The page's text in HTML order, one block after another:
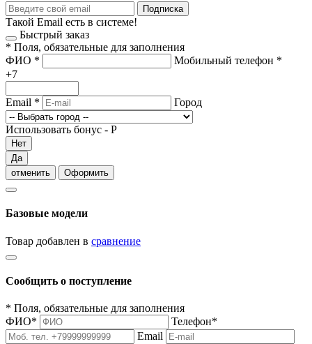
Подписка
Такой Email есть в системе!
Быстрый заказ
* Поля, обязательные для заполнения
ФИО * Мобильный телефон *
+7
Email * Город
Использовать бонус - Р
Нет
Да
отменить
Оформить
Базовые модели
Товар добавлен в сравнение
Сообщить о поступление
* Поля, обязательные для заполнения
ФИО* Телефон*
Email